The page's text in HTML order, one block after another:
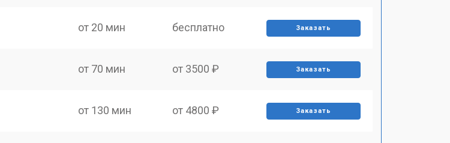
от 20 мин бесплатно Заказать
от 70 мин от 3500 ₽ Заказать
от 130 мин от 4800 ₽ Заказать